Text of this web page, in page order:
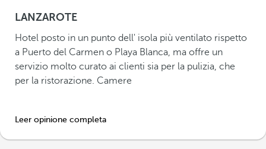
LANZAROTE
Hotel posto in un punto dell' isola più ventilato rispetto
a Puerto del Carmen o Playa Blanca, ma offre un
servizio molto curato ai clienti sia per la pulizia, che
per la ristorazione. Camere
Leer opinione completa